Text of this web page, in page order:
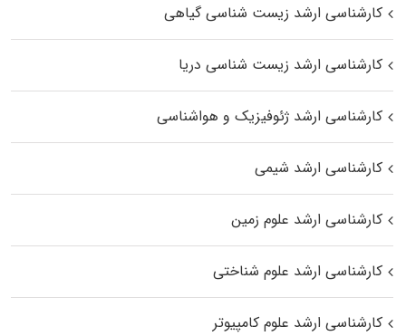
کارشناسی ارشد زیست‌ شناسی گیاهی
کارشناسی ارشد زیست‌ شناسی دریا
کارشناسی ارشد ژئوفیزیک و هواشناسی
کارشناسی ارشد شیمی
کارشناسی ارشد علوم زمین
کارشناسی ارشد علوم شناختی
کارشناسی ارشد علوم کامپیوتر